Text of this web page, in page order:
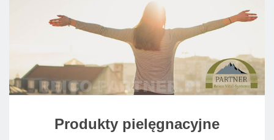
Produkty pielęgnacyjne